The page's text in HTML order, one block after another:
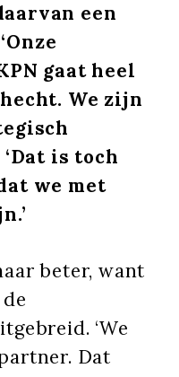
een
gaat heel
We zijn
is toch
we met
beter, want
‘We
Dat